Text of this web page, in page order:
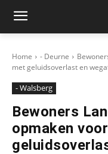
Home - Deurne
met geluidsoverlast en
- Walsberg
Bewoners
opmaken